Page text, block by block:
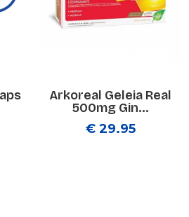
Arkoreal Geleia Real
500mg Gin...
€ 29.95